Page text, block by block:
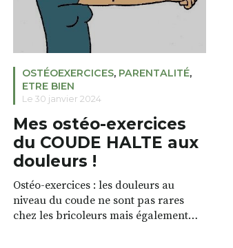
OSTÉOEXERCICES, PARENTALITÉ,
ETRE BIEN
Le 30 janvier 2024
Mes ostéo-exercices
du COUDE HALTE aux
douleurs !
Ostéo-exercices : les douleurs au
niveau du coude ne sont pas rares
chez les bricoleurs mais également